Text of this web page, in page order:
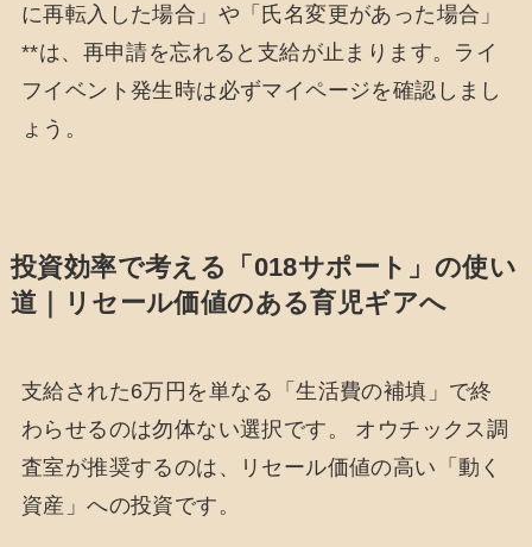
に再転入した場合」や「氏名変更があった場合」
**は、再申請を忘れると支給が止まります。ライ
フイベント発生時は必ずマイページを確認しまし
ょう。
投資効率で考える「018サポート」の使い
道｜リセール価値のある育児ギアへ
支給された6万円を単なる「生活費の補填」で終
わらせるのは勿体ない選択です。 オウチックス調
査室が推奨するのは、リセール価値の高い「動く
資産」への投資です。